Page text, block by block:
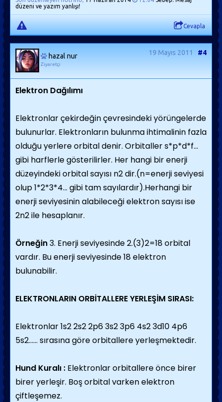
düzeni ve yazım yanlışı!
Cevapla
hazal nur
Ziyaretçi
19 Mayıs 2011 #4
Elektron Dağılımı
Elektronlar çekirdeğin çevresindeki yörüngelerde
bulunurlar. Elektronların bulunma ihtimalinin fazla
olduğu yerlere orbital denir. Orbitaller s*p*d*f...
gibi harflerle gösterilirler. Her hangi bir enerji
düzeyindeki orbital sayısı n2 dir.(n=enerji seviyesi
olup 1*2*3*4... gibi tam sayılardır).Herhangi bir
enerji seviyesinin alabileceği elektron sayısı ise
2n2 ile hesaplanır.
Örneğin3. Enerji seviyesinde 2.(3)2=18 orbital
vardır. Bu enerji seviyesinde 18 elektron
bulunabilir.
ELEKTRONLARIN ORBİTALLERE YERLEŞİM SIRASI:
Elektronlar 1s2 2s2 2p6 3s2 3p6 4s2 3d10 4p6
5s2...... sırasına göre orbitallere yerleşmektedir.
Hund Kuralı : Elektronlar orbitallere önce birer
birer yerleşir. Boş orbital varken elektron
çiftleşemez.